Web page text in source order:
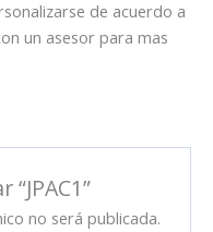
de acuerdo a
un asesor para mas
no será publicada.